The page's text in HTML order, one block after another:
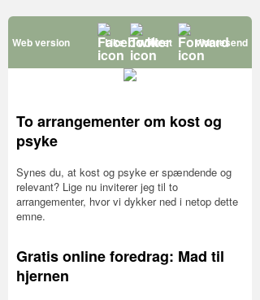
Web version Like Tweet Videresend
To arrangementer om kost og
psyke
Synes du, at kost og psyke er spændende og
relevant? Lige nu inviterer jeg til to
arrangementer, hvor vi dykker ned i netop dette
emne.
Gratis online foredrag: Mad til
hjernen